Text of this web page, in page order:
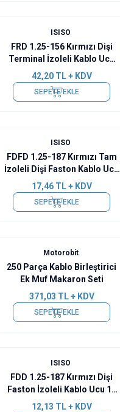
ISISO
FRD 1.25-156 Kırmızı Dişi
Terminal İzoleli Kablo Ucu
10 Adet
42,20TL + KDV
SEPETE EKLE
ISISO
FDFD 1.25-187 Kırmızı Tam
İzoleli Dişi Faston Kablo Ucu
10 Adet
17,46TL + KDV
SEPETE EKLE
Motorobit
250 Parça Kablo Birleştirici
Ek Muf Makaron Seti
371,03 TL + KDV
SEPETE EKLE
ISISO
FDD 1.25-187 Kırmızı Dişi
Faston İzoleli Kablo Ucu 10
Adet
12,13 TL + KDV